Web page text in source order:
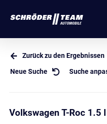
Zurück zu den Ergebnissen
Neue Suche Suche
Volkswagen T-Roc 1.5